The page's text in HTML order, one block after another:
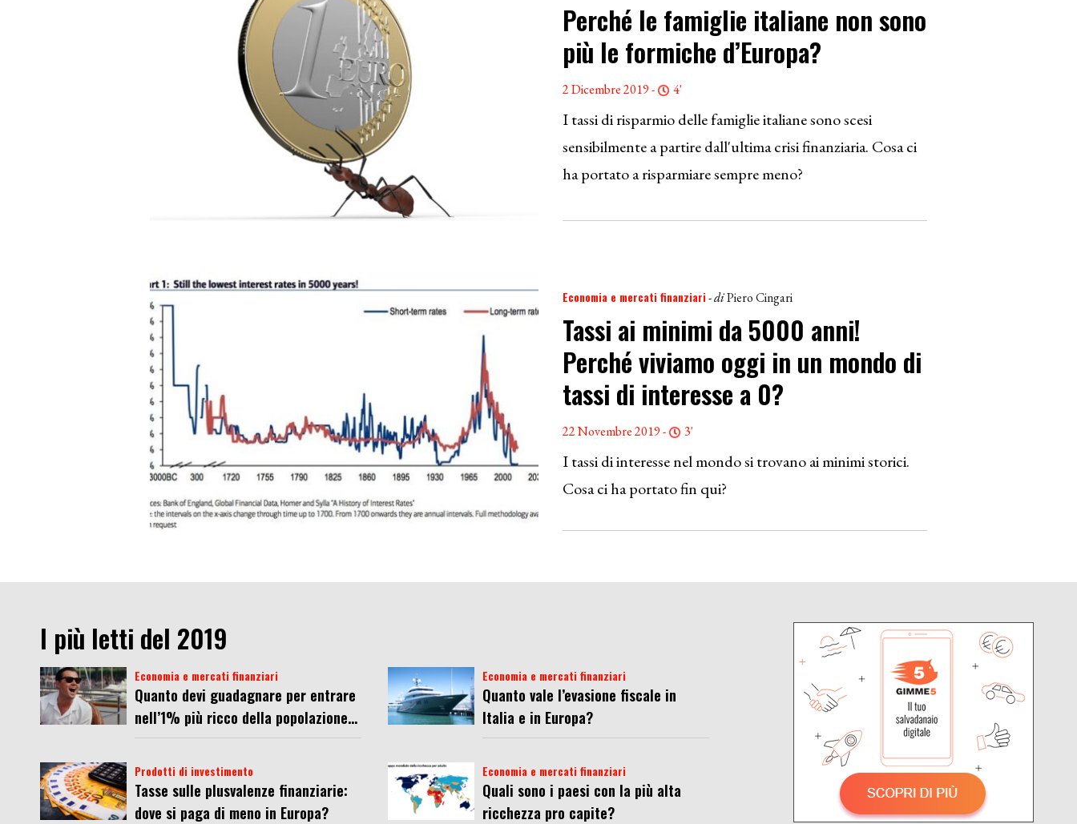
Perché le famiglie italiane non sono
più le formiche d’Europa?
2 Dicembre 2019 - 4'
I tassi di risparmio delle famiglie italiane sono scesi
sensibilmente a partire dall'ultima crisi finanziaria. Cosa ci
ha portato a risparmiare sempre meno?
Economia e mercati finanziari- diPiero Cingari
Tassi ai minimi da 5000 anni!
Perché viviamo oggi in un mondo di
tassi di interesse a 0?
22 Novembre 2019 - 3'
I tassi di interesse nel mondo si trovano ai minimi storici.
Cosa ci ha portato fin qui?
I più letti del 2019
Economia e mercati finanziari
Quanto devi guadagnare per entrare
nell’1% più ricco della popolazione...
Economia e mercati finanziari
Quanto vale l’evasione fiscale in
Italia e in Europa?
Prodotti di investimento
Tasse sulle plusvalenze finanziarie:
dove si paga di meno in Europa?
Economia e mercati finanziari
Quali sono i paesi con la più alta
ricchezza pro capite?